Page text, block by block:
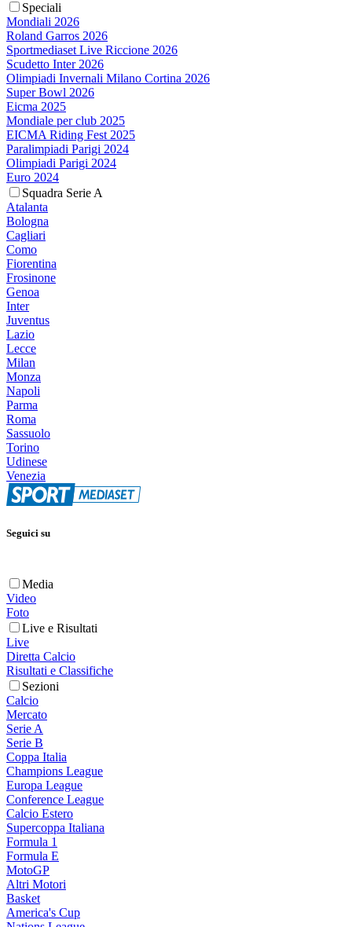
Speciali
Mondiali 2026
Roland Garros 2026
Sportmediaset Live Riccione 2026
Scudetto Inter 2026
Olimpiadi Invernali Milano Cortina 2026
Super Bowl 2026
Eicma 2025
Mondiale per club 2025
EICMA Riding Fest 2025
Paralimpiadi Parigi 2024
Olimpiadi Parigi 2024
Euro 2024
Squadra Serie A
Atalanta
Bologna
Cagliari
Como
Fiorentina
Frosinone
Genoa
Inter
Juventus
Lazio
Lecce
Milan
Monza
Napoli
Parma
Roma
Sassuolo
Torino
Udinese
Venezia
Seguici su
Media
Video
Foto
Live e Risultati
Live
Diretta Calcio
Risultati e Classifiche
Sezioni
Calcio
Mercato
Serie A
Serie B
Coppa Italia
Champions League
Europa League
Conference League
Calcio Estero
Supercoppa Italiana
Formula 1
Formula E
MotoGP
Altri Motori
Basket
America's Cup